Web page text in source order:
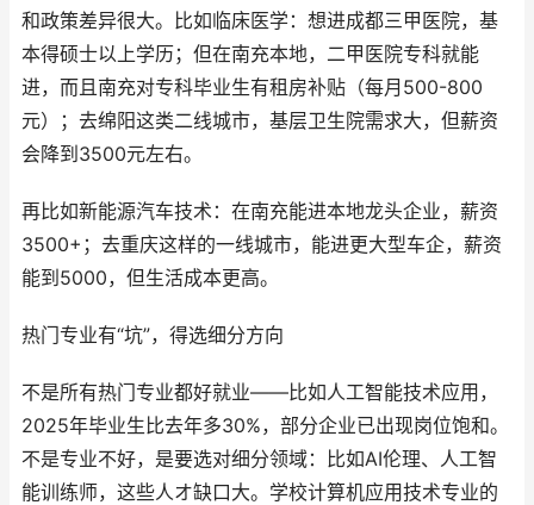
和政策差异很大。比如临床医学：想进成都三甲医院，基
本得硕士以上学历；但在南充本地，二甲医院专科就能
进，而且南充对专科毕业生有租房补贴（每月500-800
元）；去绵阳这类二线城市，基层卫生院需求大，但薪资
会降到3500元左右。
再比如新能源汽车技术：在南充能进本地龙头企业，薪资
3500+；去重庆这样的一线城市，能进更大型车企，薪资
能到5000，但生活成本更高。
热门专业有“坑”，得选细分方向
不是所有热门专业都好就业——比如人工智能技术应用，
2025年毕业生比去年多30%，部分企业已出现岗位饱和。
不是专业不好，是要选对细分领域：比如AI伦理、人工智
能训练师，这些人オ缺口大。学校计算机应用技术专业的